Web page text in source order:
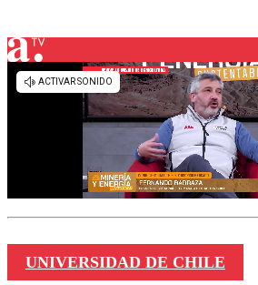
UNIVERSIDAD DE CHILE